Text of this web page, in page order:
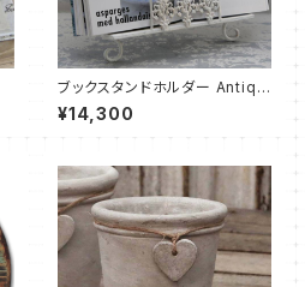
ブックスタンドホルダー Antiqu
e White
¥14,300